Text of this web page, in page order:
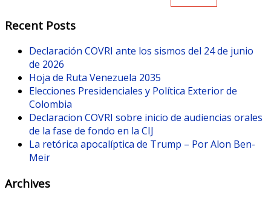
Recent Posts
Declaración COVRI ante los sismos del 24 de junio
de 2026
Hoja de Ruta Venezuela 2035
Elecciones Presidenciales y Política Exterior de
Colombia
Declaracion COVRI sobre inicio de audiencias orales
de la fase de fondo en la CIJ
La retórica apocalíptica de Trump – Por Alon Ben-
Meir
Archives